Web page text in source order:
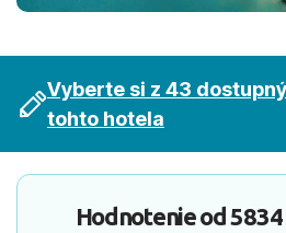
Vyberte si z 43
tohto hotela
Hodnotenie od